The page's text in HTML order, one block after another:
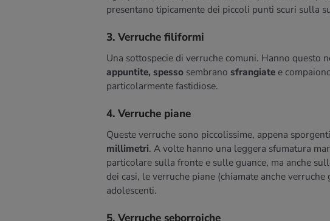
presentano tipicamente dei piccoli punti scuri sulla
3. Verruche filiformi
Una sottospecie di verruche comuni. Hanno questo
appuntite, spessosembrano sfrangiate e
particolarmente fastidiose.
4. Verruche piane
Queste verruche sono piccolissime, appena
millimetri. A volte hanno una leggera sfumatura
particolare sulla fronte e sulle guance, ma anche
dei casi, le verruche piane (chiamate anche
adolescenti.
5. Verruche seborroiche